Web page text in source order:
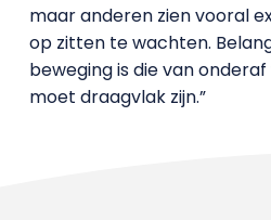
maar anderen zien vooral
op zitten te wachten.
beweging is die van
moet draagvlak zijn.”